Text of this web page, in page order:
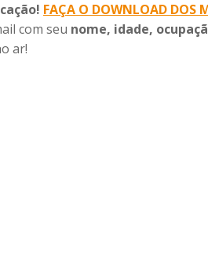
FAÇA O DOWNLOAD DOS
com seu nome, idade,
ar!